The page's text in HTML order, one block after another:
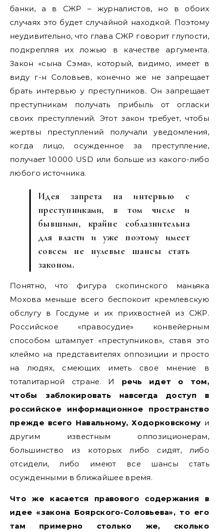
банки, а в СЖР – журналистов, но в обоих
случаях это будет случайной находкой. Поэтому
неудивительно, что глава СЖР говорит глупости,
подкрепляя их ложью в качестве аргумента.
Закон «сына Сэма», который, видимо, имеет в
виду г-н Соловьев, конечно же не запрещает
брать интервью у преступников. Он запрещает
преступникам получать прибыль от огласки
своих преступлений. Этот закон требует, чтобы
жертвы преступлений получали уведомления,
когда лицо, осужденное за преступление,
получает 10 000 USD или больше из какого-либо
любого источника.
Идея запрета на интервью с
преступниками, в том числе и
бывшими, крайне соблазнительна
для власти и уже поэтому имеет
совсем не нулевые шансы стать
законом.
Понятно, что фигура скопинского маньяка
Мохова меньше всего беспокоит кремлевскую
обслугу в Госдуме и их прихвостней из СЖР.
Российское «правосудие» конвейерным
способом штампует «преступников», ставя это
клеймо на представителях оппозиции и просто
на людях, смеющих иметь свое мнение в
тоталитарной стране. И речь идет о том,
чтобы заблокировать навсегда доступ в
российское информационное пространство
прежде всего Навальному, Ходорковскому и
другим известным оппозиционерам,
большинство из которых либо сидят, либо
отсидели, либо имеют все шансы стать
осужденными в ближайшее время.
Что же касается правового содержания в
идее «закона Боярского-Соловьева», то его
там примерно столько же, сколько